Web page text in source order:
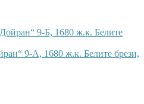
9-Б, 1680 ж.к. Белите
9-А, 1680 ж.к. Белите брези,